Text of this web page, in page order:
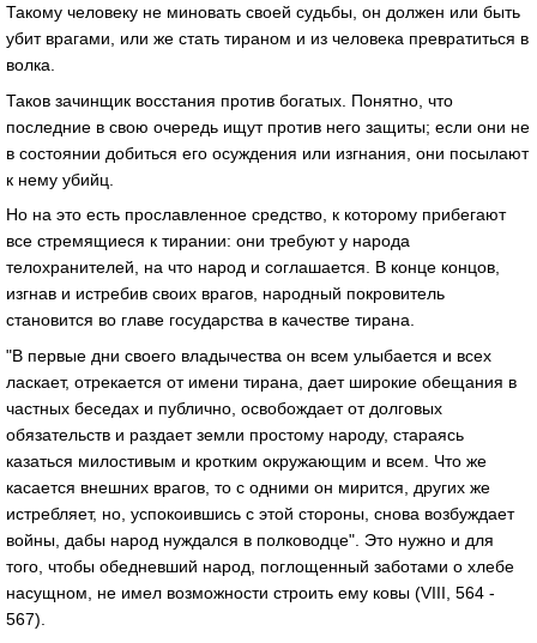
Такому человеку не миновать своей судьбы, он должен или быть
убит врагами, или же стать тираном и из человека превратиться в
волка.
Таков зачинщик восстания против богатых. Понятно, что
последние в свою очередь ищут против него защиты; если они не
в состоянии добиться его осуждения или изгнания, они посылают
к нему убийц.
Но на это есть прославленное средство, к которому прибегают
все стремящиеся к тирании: они требуют у народа
телохранителей, на что народ и соглашается. В конце концов,
изгнав и истребив своих врагов, народный покровитель
становится во главе государства в качестве тирана.
"В первые дни своего владычества он всем улыбается и всех
ласкает, отрекается от имени тирана, дает широкие обещания в
частных беседах и публично, освобождает от долговых
обязательств и раздает земли простому народу, стараясь
казаться милостивым и кротким окружающим и всем. Что же
касается внешних врагов, то с одними он мирится, других же
истребляет, но, успокоившись с этой стороны, снова возбуждает
войны, дабы народ нуждался в полководце". Это нужно и для
того, чтобы обедневший народ, поглощенный заботами о хлебе
насущном, не имел возможности строить ему ковы (VIII, 564 -
567).